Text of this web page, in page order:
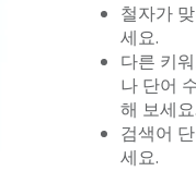
철자가
세요.
다른 키
나 단어
해 보세요.
검색어
세요.